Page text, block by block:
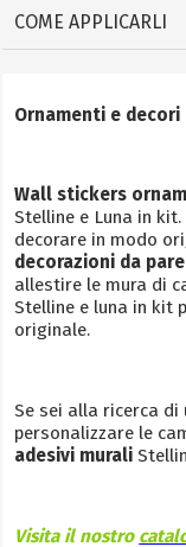
COME APPLICARLI
Ornamenti e
Wall stickers
Stelline e Luna in
decorare in modo
decorazioni da
allestire le mura di
Stelline e luna in kit
originale.
Se sei alla ricerca di
personalizzare le
adesivi murali
Visita il nostro